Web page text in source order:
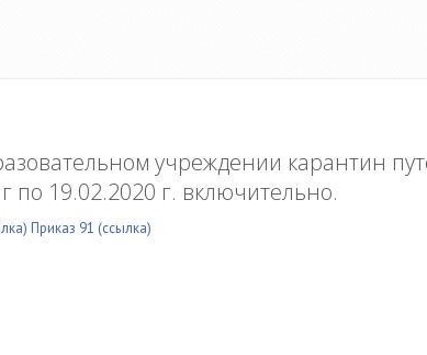
учреждении карантин
по 19.02.2020 г. включительно.
Приказ 91 (ссылка)